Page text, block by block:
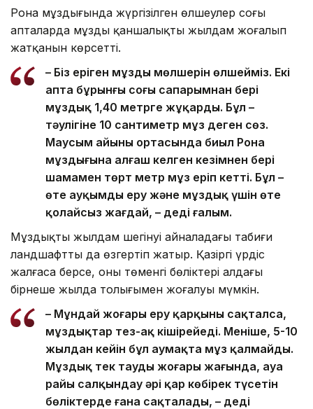
Рона мұздығында жүргізілген өлшеулер соңғы
апталарда мұздың қаншалықты жылдам жоғалып
жатқанын көрсетті.
– Біз еріген мұздың мөлшерін өлшейміз. Екі
апта бұрынғы соңғы сапарымнан бері
мұздық 1,40 метрге жұқарды. Бұл –
тәулігіне 10 сантиметр мұз деген сөз.
Маусым айының ортасында биыл Рона
мұздығына алғаш келген кезімнен бері
шамамен төрт метр мұз еріп кетті. Бұл –
өте ауқымды еру және мұздық үшін өте
қолайсыз жағдай, – деді ғалым.
Мұздықтың жылдам шегінуі айналадағы табиғи
ландшафтты да өзгертіп жатыр. Қазіргі үрдіс
жалғаса берсе, оның төменгі бөліктері алдағы
бірнеше жылда толығымен жоғалуы мүмкін.
– Мұндай жоғары еру қарқыны сақталса,
мұздықтар тез-ақ кішірейеді. Меніңше, 5-10
жылдан кейін бұл аумақта мұз қалмайды.
Мұздық тек таудың жоғары жағында, ауа
райы салқындау әрі қар көбірек түсетін
бөліктерде ғана сақталады, – деді